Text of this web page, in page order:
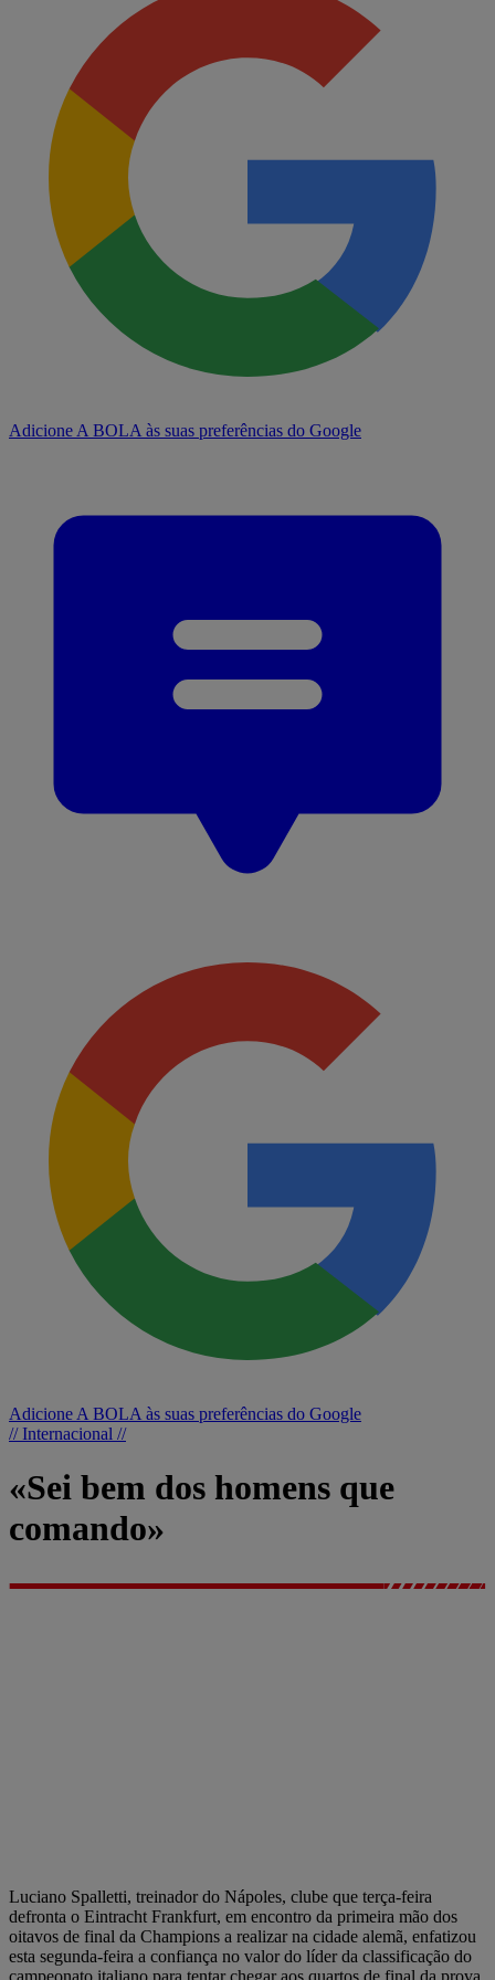
Adicione A BOLA às suas preferências do Google
Adicione A BOLA às suas preferências do Google
// Internacional //
«Sei bem dos homens que
comando»
Luciano Spalletti, treinador do Nápoles, clube que terça-feira
defronta o Eintracht Frankfurt, em encontro da primeira mão dos
oitavos de final da Champions a realizar na cidade alemã, enfatizou
esta segunda-feira a confiança no valor do líder da classificação do
campeonato italiano para tentar chegar aos quartos de final da prova